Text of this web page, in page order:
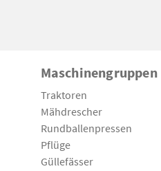
Maschinengruppen
Traktoren
Mähdrescher
Rundballenpressen
Pflüge
Güllefässer